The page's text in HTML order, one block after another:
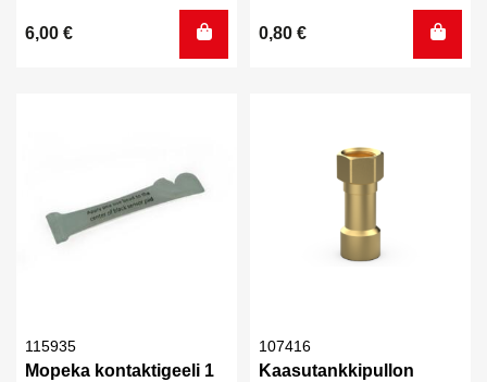
6,00 € 0,80 €
115935
Mopeka kontaktigeeli 1
107416
Kaasutankkipullon